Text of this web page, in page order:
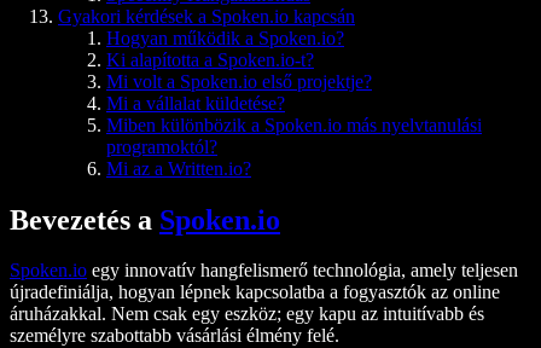
Gyakori kérdések a Spoken.io kapcsán
Hogyan működik a Spoken.io?
Ki alapította a Spoken.io-t?
Mi volt a Spoken.io első projektje?
Mi a vállalat küldetése?
Miben különbözik a Spoken.io más nyelvtanulási
programoktól?
Mi az a Written.io?
Bevezetés a Spoken.io
Spoken.io egy innovatív hangfelismerő technológia, amely teljesen
újradefiniálja, hogyan lépnek kapcsolatba a fogyasztók az online
áruházakkal. Nem csak egy eszköz; egy kapu az intuitívabb és
személyre szabottabb vásárlási élmény felé.